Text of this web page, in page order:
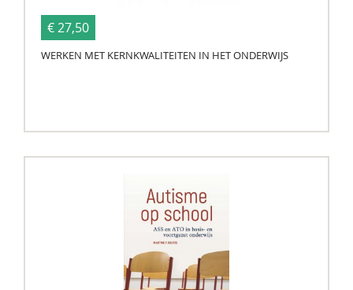
€ 27,50
WERKEN MET KERNKWALITEITEN IN HET ONDERWIJS